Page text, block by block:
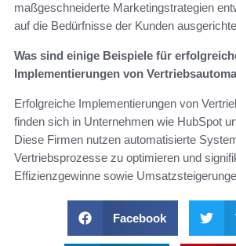
maßgeschneiderte Marketingstrategien
auf die Bedürfnisse der Kunden
Was sind einige Beispiele für
Implementierungen von
Erfolgreiche Implementierungen von
finden sich in Unternehmen wie HubSpot
Diese Firmen nutzen automatisierte
Vertriebsprozesse zu optimieren und
Effizienzgewinne sowie
Facebook